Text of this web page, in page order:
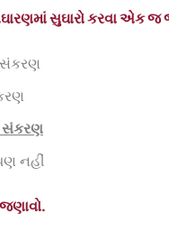
સુઘારો કરવા એક
સંકરણ
નહીં